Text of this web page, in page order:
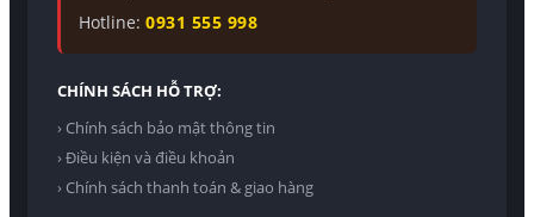
Hotline: 0931 555 998
CHÍNH SÁCH HỖ TRỢ:
› Chính sách bảo mật thông tin
› Điều kiện và điều khoản
› Chính sách thanh toán & giao hàng